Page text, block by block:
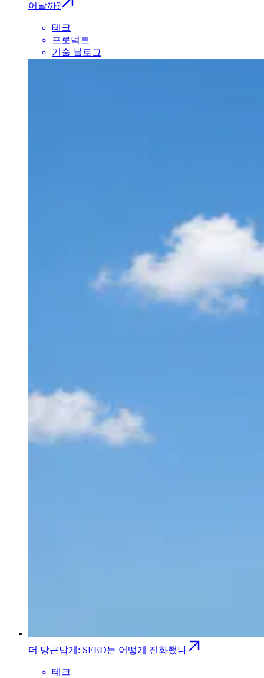
어날까?
테크
프로덕트
기술 블로그
더 당근답게: SEED는 어떻게 진화했나
테크